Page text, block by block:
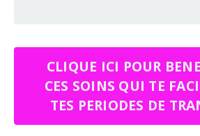
CLIQUE ICI POUR
CES SOINS QUI TE
TES PERIODES DE